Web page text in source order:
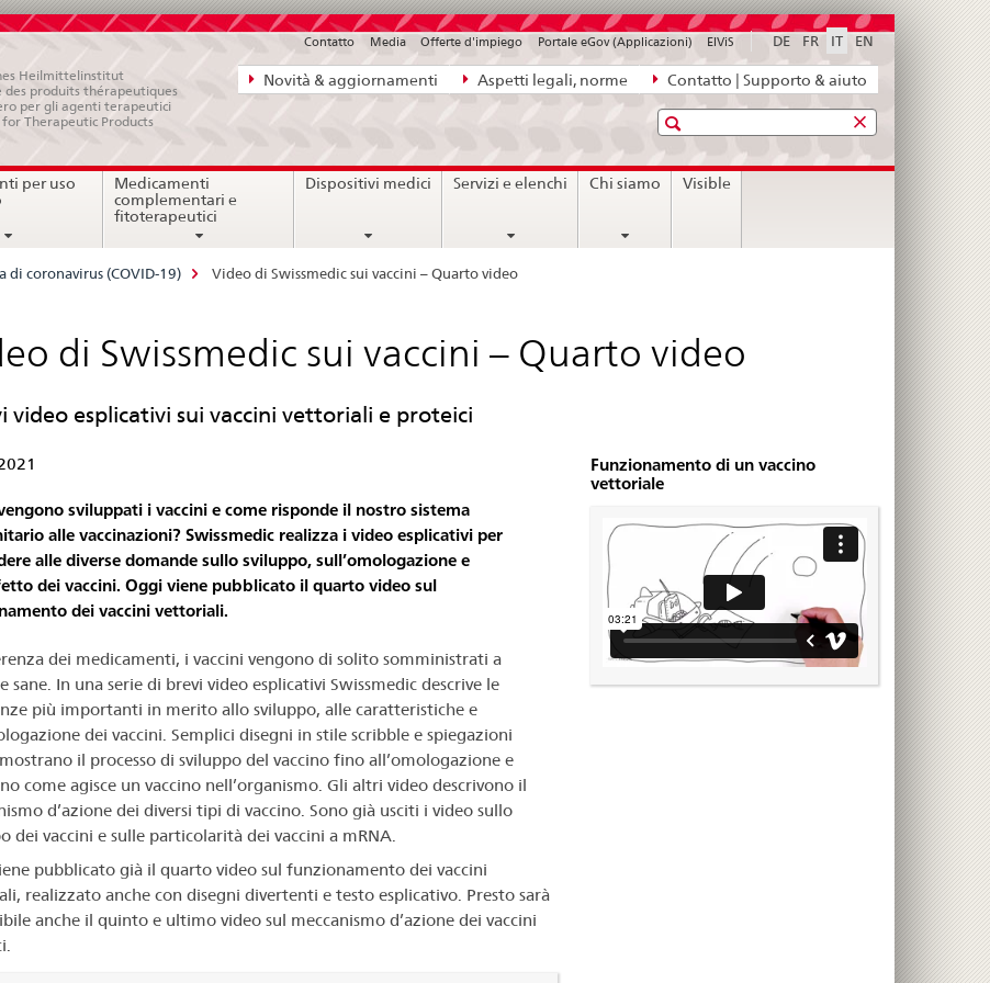
Navigazione
diretta:
aspetti
Novità & aggiornamenti Aspetti legali, norme Contatto | Supporto & aiuto
DE FR IT EN
Contatto Media Offerte d'impiego Portale eGov (Applicazioni) ElViS
Heilmittelinstitut
des produits thérapeutiques
per gli agenti terapeutici
for Therapeutic Products
Ricerca
per uso
Medicamenti
complementari e
fitoterapeutici
Dispositivi medici Servizi e elenchi Chi siamo Visible
di coronavirus (COVID-19) Video di Swissmedic sui vaccini – Quarto video
di Swissmedic sui vaccini – Quarto video
video esplicativi sui vaccini vettoriali e proteici
sviluppati i vaccini e come risponde il nostro sistema
alle vaccinazioni? Swissmedic realizza i video esplicativi per
alle diverse domande sullo sviluppo, sull’omologazione e
dei vaccini. Oggi viene pubblicato il quarto video sul
dei vaccini vettoriali.
dei medicamenti, i vaccini vengono di solito somministrati a
sane. In una serie di brevi video esplicativi Swissmedic descrive le
più importanti in merito allo sviluppo, alle caratteristiche e
dei vaccini. Semplici disegni in stile scribble e spiegazioni
il processo di sviluppo del vaccino fino all’omologazione e
come agisce un vaccino nell’organismo. Gli altri video descrivono il
d’azione dei diversi tipi di vaccino. Sono già usciti i video sullo
dei vaccini e sulle particolarità dei vaccini a mRNA.
pubblicato già il quarto video sul funzionamento dei vaccini
realizzato anche con disegni divertenti e testo esplicativo. Presto sarà
anche il quinto e ultimo video sul meccanismo d’azione dei vaccini
Funzionamento di un vaccino
vettoriale